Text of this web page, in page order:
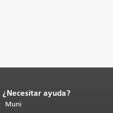
Fin
del
¿Necesitar ayuda?
Muni